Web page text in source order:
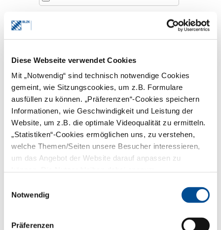
Diese Webseite verwendet Cookies
Mit „Notwendig“ sind technisch notwendige Cookies
gemeint, wie Sitzungscookies, um z.B. Formulare
ausfüllen zu können. „Präferenzen“-Cookies speichern
Informationen, wie Geschwindigkeit und Leistung der
Website, um z.B. die optimale Videoqualität zu ermitteln.
„Statistiken“-Cookies ermöglichen uns, zu verstehen,
welche Themen/Seiten unsere Besucher interessieren,
um das Angebot der Website darauf anpassen zu
Notwendig
Präferenzen
Vorname:
Nachname:*
E-Mail:*